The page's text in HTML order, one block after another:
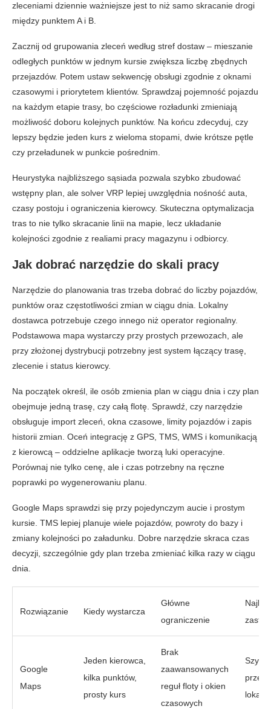
zleceniami dziennie ważniejsze jest to niż samo skracanie drogi
między punktem A i B.
Zacznij od grupowania zleceń według stref dostaw – mieszanie
odległych punktów w jednym kursie zwiększa liczbę zbędnych
przejazdów. Potem ustaw sekwencję obsługi zgodnie z oknami
czasowymi i priorytetem klientów. Sprawdzaj pojemność pojazdu
na każdym etapie trasy, bo częściowe rozładunki zmieniają
możliwość doboru kolejnych punktów. Na końcu zdecyduj, czy
lepszy będzie jeden kurs z wieloma stopami, dwie krótsze pętle
czy przeładunek w punkcie pośrednim.
Heurystyka najbliższego sąsiada pozwala szybko zbudować
wstępny plan, ale solver VRP lepiej uwzględnia nośność auta,
czasy postoju i ograniczenia kierowcy. Skuteczna optymalizacja
tras to nie tylko skracanie linii na mapie, lecz układanie
kolejności zgodnie z realiami pracy magazynu i odbiorcy.
Jak dobrać narzędzie do skali pracy
Narzędzie do planowania tras trzeba dobrać do liczby pojazdów,
punktów oraz częstotliwości zmian w ciągu dnia. Lokalny
dostawca potrzebuje czego innego niż operator regionalny.
Podstawowa mapa wystarczy przy prostych przewozach, ale
przy złożonej dystrybucji potrzebny jest system łączący trasę,
zlecenie i status kierowcy.
Na początek określ, ile osób zmienia plan w ciągu dnia i czy plan
obejmuje jedną trasę, czy całą flotę. Sprawdź, czy narzędzie
obsługuje import zleceń, okna czasowe, limity pojazdów i zapis
historii zmian. Oceń integrację z GPS, TMS, WMS i komunikacją
z kierowcą – oddzielne aplikacje tworzą luki operacyjne.
Porównaj nie tylko cenę, ale i czas potrzebny na ręczne
poprawki po wygenerowaniu planu.
Google Maps sprawdzi się przy pojedynczym aucie i prostym
kursie. TMS lepiej planuje wiele pojazdów, powroty do bazy i
zmiany kolejności po załadunku. Dobre narzędzie skraca czas
decyzji, szczególnie gdy plan trzeba zmieniać kilka razy w ciągu
dnia.
Rozwiązanie Kiedy wystarcza
Główne
ograniczenie
Google
Maps
Jeden kierowca,
kilka punktów,
prosty kurs
Brak
zaawansowanych
reguł floty i okien
czasowych
Szybki
lokalny